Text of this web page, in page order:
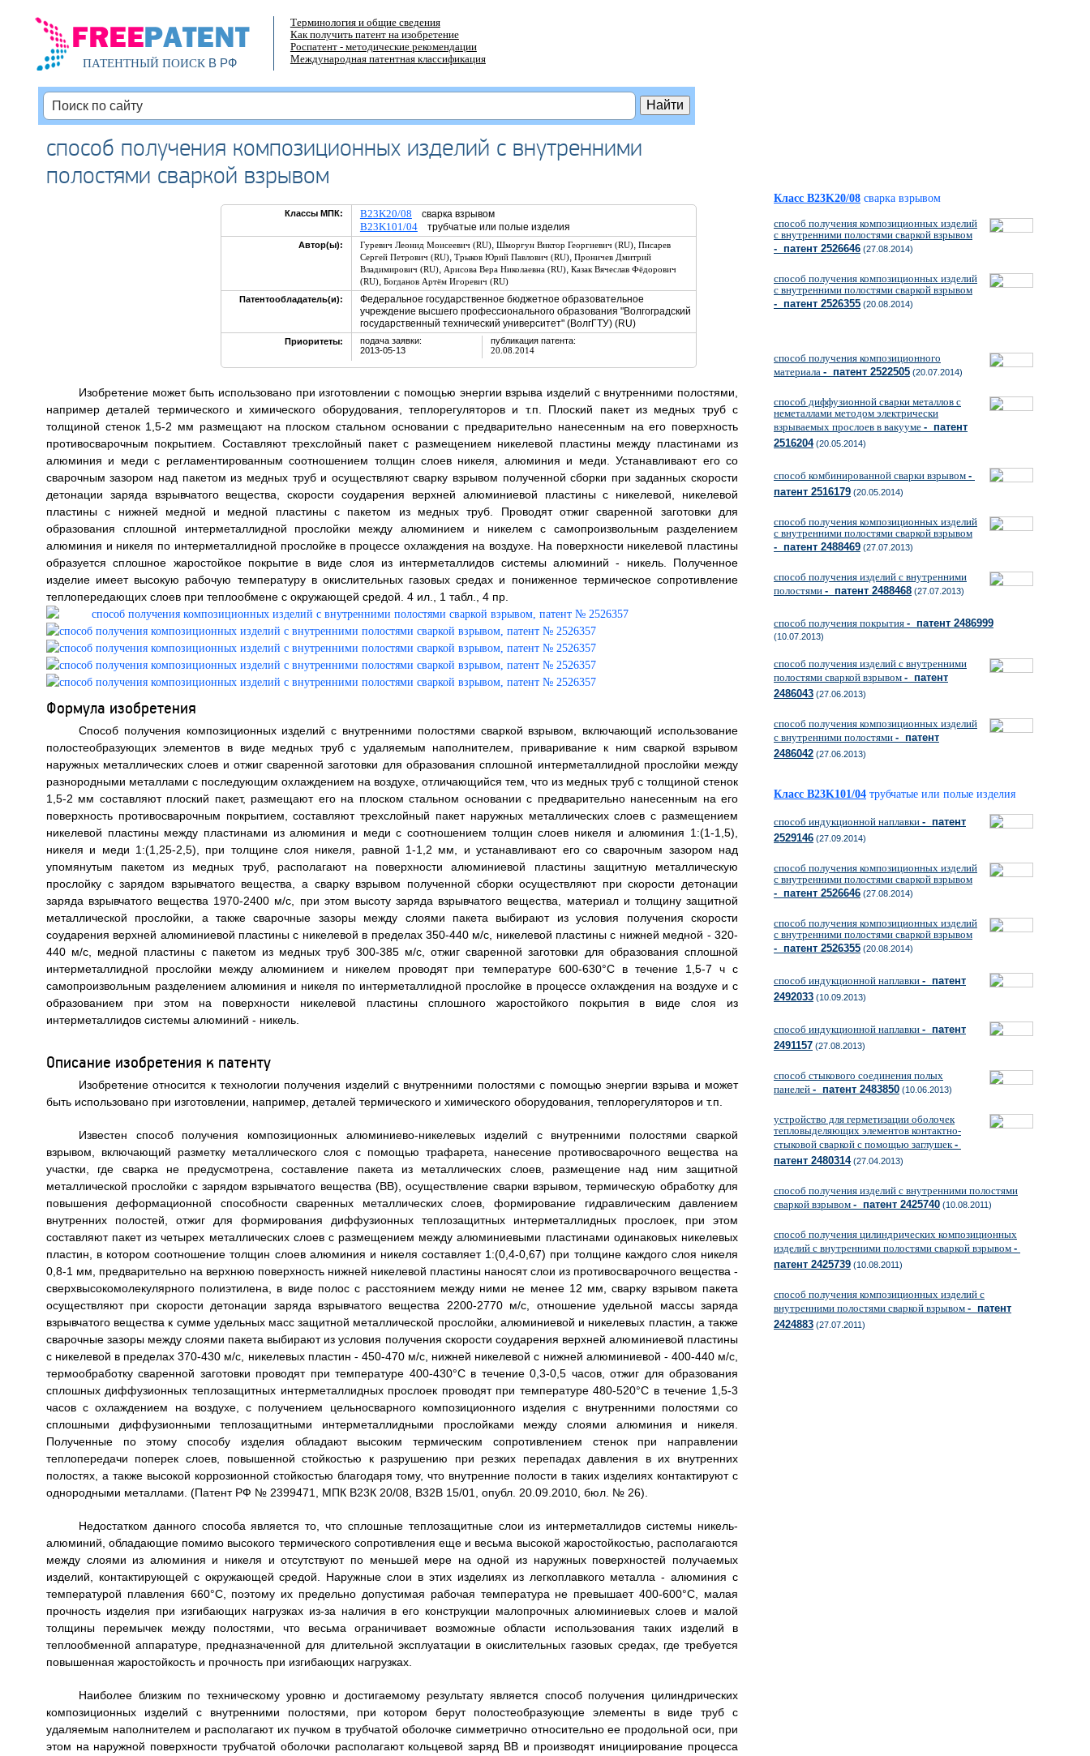
ПАТЕНТНЫЙ ПОИСКВ РФ
Терминология и общие сведения
Как получить патент на изобретение
Роспатент - методические рекомендации
Международная патентная классификация
способ получения композиционных изделий с внутренними
полостями сваркой взрывом
Классы МПК: B23K20/08 сварка взрывом
B23K101/04трубчатые или полые изделия
Автор(ы): Гуревич Леонид Моисеевич (RU), Шморгун Виктор Георгиевич (RU), Писарев
Сергей Петрович (RU), Трыков Юрий Павлович (RU), Проничев Дмитрий
Владимирович (RU), Арисова Вера Николаевна (RU), Казак Вячеслав Фёдорович
(RU), Богданов Артём Игоревич (RU)
Патентообладатель(и):
Федеральное государственное бюджетное образовательное
учреждение высшего профессионального образования "Волгоградский
государственный технический университет" (ВолгГТУ) (RU)
Приоритеты:
подача заявки:
2013-05-13
публикация патента:
20.08.2014
Изобретение может быть использовано при изготовлении с помощью энергии взрыва изделий с внутренними полостями,
например деталей термического и химического оборудования, теплорегуляторов и т.п. Плоский пакет из медных труб с
толщиной стенок 1,5-2 мм размещают на плоском стальном основании с предварительно нанесенным на его поверхность
противосварочным покрытием. Составляют трехслойный пакет с размещением никелевой пластины между пластинами из
алюминия и меди с регламентированным соотношением толщин слоев никеля, алюминия и меди. Устанавливают его со
сварочным зазором над пакетом из медных труб и осуществляют сварку взрывом полученной сборки при заданных скорости
детонации заряда взрывчатого вещества, скорости соударения верхней алюминиевой пластины с никелевой, никелевой
пластины с нижней медной и медной пластины с пакетом из медных труб. Проводят отжиг сваренной заготовки для
образования сплошной интерметаллидной прослойки между алюминием и никелем с самопроизвольным разделением
алюминия и никеля по интерметаллидной прослойке в процессе охлаждения на воздухе. На поверхности никелевой пластины
образуется сплошное жаростойкое покрытие в виде слоя из интерметаллидов системы алюминий - никель. Полученное
изделие имеет высокую рабочую температуру в окислительных газовых средах и пониженное термическое сопротивление
теплопередающих слоев при теплообмене с окружающей средой. 4 ил., 1 табл., 4 пр.
Формула изобретения
Способ получения композиционных изделий с внутренними полостями сваркой взрывом, включающий использование
полостеобразующих элементов в виде медных труб с удаляемым наполнителем, приваривание к ним сваркой взрывом
наружных металлических слоев и отжиг сваренной заготовки для образования сплошной интерметаллидной прослойки между
разнородными металлами с последующим охлаждением на воздухе, отличающийся тем, что из медных труб с толщиной стенок
1,5-2 мм составляют плоский пакет, размещают его на плоском стальном основании с предварительно нанесенным на его
поверхность противосварочным покрытием, составляют трехслойный пакет наружных металлических слоев с размещением
никелевой пластины между пластинами из алюминия и меди с соотношением толщин слоев никеля и алюминия 1:(1-1,5),
никеля и меди 1:(1,25-2,5), при толщине слоя никеля, равной 1-1,2 мм, и устанавливают его со сварочным зазором над
упомянутым пакетом из медных труб, располагают на поверхности алюминиевой пластины защитную металлическую
прослойку с зарядом взрывчатого вещества, а сварку взрывом полученной сборки осуществляют при скорости детонации
заряда взрывчатого вещества 1970-2400 м/с, при этом высоту заряда взрывчатого вещества, материал и толщину защитной
металлической прослойки, а также сварочные зазоры между слоями пакета выбирают из условия получения скорости
соударения верхней алюминиевой пластины с никелевой в пределах 350-440 м/с, никелевой пластины с нижней медной - 320-
440 м/с, медной пластины с пакетом из медных труб 300-385 м/с, отжиг сваренной заготовки для образования сплошной
интерметаллидной прослойки между алюминием и никелем проводят при температуре 600-630°C в течение 1,5-7 ч с
самопроизвольным разделением алюминия и никеля по интерметаллидной прослойке в процессе охлаждения на воздухе и с
образованием при этом на поверхности никелевой пластины сплошного жаростойкого покрытия в виде слоя из
интерметаллидов системы алюминий - никель.
Описание изобретения к патенту
Изобретение относится к технологии получения изделий с внутренними полостями с помощью энергии взрыва и может
быть использовано при изготовлении, например, деталей термического и химического оборудования, теплорегуляторов и т.п.
Известен способ получения композиционных алюминиево-никелевых изделий с внутренними полостями сваркой
взрывом, включающий разметку металлического слоя с помощью трафарета, нанесение противосварочного вещества на
участки, где сварка не предусмотрена, составление пакета из металлических слоев, размещение над ним защитной
металлической прослойки с зарядом взрывчатого вещества (ВВ), осуществление сварки взрывом, термическую обработку для
повышения деформационной способности сваренных металлических слоев, формирование гидравлическим давлением
внутренних полостей, отжиг для формирования диффузионных теплозащитных интерметаллидных прослоек, при этом
составляют пакет из четырех металлических слоев с размещением между алюминиевыми пластинами одинаковых никелевых
пластин, в котором соотношение толщин слоев алюминия и никеля составляет 1:(0,4-0,67) при толщине каждого слоя никеля
0,8-1 мм, предварительно на верхнюю поверхность нижней никелевой пластины наносят слои из противосварочного вещества -
сверхвысокомолекулярного полиэтилена, в виде полос с расстоянием между ними не менее 12 мм, сварку взрывом пакета
осуществляют при скорости детонации заряда взрывчатого вещества 2200-2770 м/с, отношение удельной массы заряда
взрывчатого вещества к сумме удельных масс защитной металлической прослойки, алюминиевой и никелевых пластин, а также
сварочные зазоры между слоями пакета выбирают из условия получения скорости соударения верхней алюминиевой пластины
с никелевой в пределах 370-430 м/с, никелевых пластин - 450-470 м/с, нижней никелевой с нижней алюминиевой - 400-440 м/с,
термообработку сваренной заготовки проводят при температуре 400-430°C в течение 0,3-0,5 часов, отжиг для образования
сплошных диффузионных теплозащитных интерметаллидных прослоек проводят при температуре 480-520°C в течение 1,5-3
часов с охлаждением на воздухе, с получением цельносварного композиционного изделия с внутренними полостями со
сплошными диффузионными теплозащитными интерметаллидными прослойками между слоями алюминия и никеля.
Полученные по этому способу изделия обладают высоким термическим сопротивлением стенок при направлении
теплопередачи поперек слоев, повышенной стойкостью к разрушению при резких перепадах давления в их внутренних
полостях, а также высокой коррозионной стойкостью благодаря тому, что внутренние полости в таких изделиях контактируют с
однородными металлами. (Патент РФ № 2399471, МПК В23К 20/08, В32В 15/01, опубл. 20.09.2010, бюл. № 26).
Недостатком данного способа является то, что сплошные теплозащитные слои из интерметаллидов системы никель-
алюминий, обладающие помимо высокого термического сопротивления еще и весьма высокой жаростойкостью, располагаются
между слоями из алюминия и никеля и отсутствуют по меньшей мере на одной из наружных поверхностей получаемых
изделий, контактирующей с окружающей средой. Наружные слои в этих изделиях из легкоплавкого металла - алюминия с
температурой плавления 660°C, поэтому их предельно допустимая рабочая температура не превышает 400-600°C, малая
прочность изделия при изгибающих нагрузках из-за наличия в его конструкции малопрочных алюминиевых слоев и малой
толщины перемычек между полостями, что весьма ограничивает возможные области использования таких изделий в
теплообменной аппаратуре, предназначенной для длительной эксплуатации в окислительных газовых средах, где требуется
повышенная жаростойкость и прочность при изгибающих нагрузках.
Наиболее близким по техническому уровню и достигаемому результату является способ получения цилиндрических
композиционных изделий с внутренними полостями, при котором берут полостеобразующие элементы в виде труб с
удаляемым наполнителем и располагают их пучком в трубчатой оболочке симметрично относительно ее продольной оси, при
этом на наружной поверхности трубчатой оболочки располагают кольцевой заряд ВВ и производят инициирование процесса
Класс B23K20/08 сварка взрывом
способ получения композиционных изделий
с внутренними полостями сваркой взрывом
- патент 2526646 (27.08.2014)
способ получения композиционных изделий
с внутренними полостями сваркой взрывом
- патент 2526355 (20.08.2014)
способ получения композиционного
материала - патент 2522505 (20.07.2014)
способ диффузионной сварки металлов с
неметаллами методом электрически
взрываемых прослоев в вакууме - патент
2516204(20.05.2014)
способ комбинированной сварки взрывом -
патент 2516179 (20.05.2014)
способ получения композиционных изделий
с внутренними полостями сваркой взрывом
- патент 2488469 (27.07.2013)
способ получения изделий с внутренними
полостями - патент 2488468 (27.07.2013)
способ получения покрытия - патент 2486999
(10.07.2013)
способ получения изделий с внутренними
полостями сваркой взрывом - патент
2486043 (27.06.2013)
способ получения композиционных изделий
с внутренними полостями - патент
2486042 (27.06.2013)
Класс B23K101/04 трубчатые или полые изделия
способ индукционной наплавки - патент
2529146 (27.09.2014)
способ получения композиционных изделий
с внутренними полостями сваркой взрывом
- патент 2526646 (27.08.2014)
способ получения композиционных изделий
с внутренними полостями сваркой взрывом
- патент 2526355 (20.08.2014)
способ индукционной наплавки - патент
2492033 (10.09.2013)
способ индукционной наплавки - патент
2491157 (27.08.2013)
способ стыкового соединения полых
панелей - патент 2483850 (10.06.2013)
устройство для герметизации оболочек
тепловыделяющих элементов контактно-
стыковой сваркой с помощью заглушек-
патент 2480314(27.04.2013)
способ получения изделий с внутренними полостями
сваркой взрывом - патент 2425740 (10.08.2011)
способ получения цилиндрических композиционных
изделий с внутренними полостями сваркой взрывом -
патент 2425739 (10.08.2011)
способ получения композиционных изделий с
внутренними полостями сваркой взрывом - патент
2424883 (27.07.2011)